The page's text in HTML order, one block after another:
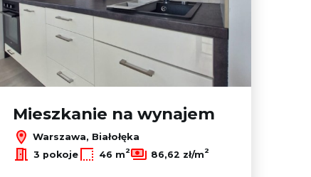
Mieszkanie na wynajem
Warszawa, Białołęka
3 pokoje 46 m2 86,62 zł/m2